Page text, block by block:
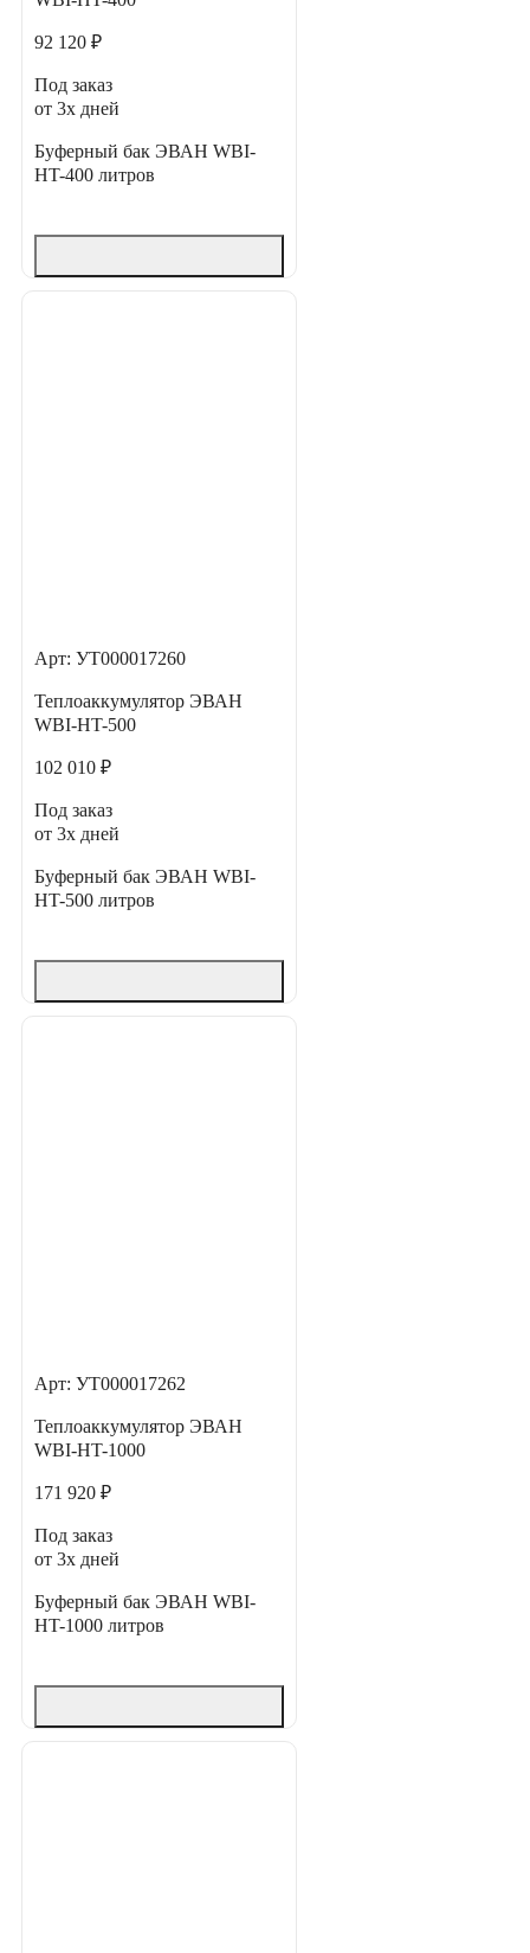
92 120 ₽
Под заказ
от 3х дней
Буферный бак ЭВАН WBI-
HT-400 литров
Арт: УТ000017260
Теплоаккумулятор ЭВАН
WBI-HT-500
102 010 ₽
Под заказ
от 3х дней
Буферный бак ЭВАН WBI-
HT-500 литров
Арт: УТ000017262
Теплоаккумулятор ЭВАН
WBI-HT-1000
171 920 ₽
Под заказ
от 3х дней
Буферный бак ЭВАН WBI-
HT-1000 литров